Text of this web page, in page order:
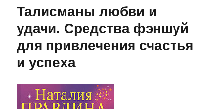
Талисманы любви и
удачи. Средства фэншуй
для привлечения счастья
и успеха